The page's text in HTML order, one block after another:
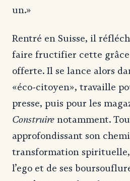
un.»
Rentré en Suisse, il
faire fructifier cette
offerte. Il se lance alors
«éco-citoyen», travaille
presse, puis pour les
Construire notamment.
approfondissant son
transformation
l’ego et de ses